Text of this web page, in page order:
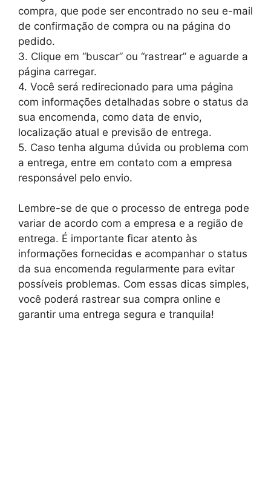
compra, que pode ser encontrado no seu e-mail
de confirmação de compra ou na página do
pedido.
3. Clique em “buscar” ou “rastrear” e aguarde a
página carregar.
4. Você será redirecionado para uma página
com informações detalhadas sobre o status da
sua encomenda, como data de envio,
localização atual e previsão de entrega.
5. Caso tenha alguma dúvida ou problema com
a entrega, entre em contato com a empresa
responsável pelo envio.
Lembre-se de que o processo de entrega pode
variar de acordo com a empresa e a região de
entrega. É importante ficar atento às
informações fornecidas e acompanhar o status
da sua encomenda regularmente para evitar
possíveis problemas. Com essas dicas simples,
você poderá rastrear sua compra online e
garantir uma entrega segura e tranquila!